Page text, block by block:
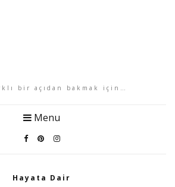
bir açıdan bakmak için…
Menu
Hayata Dair